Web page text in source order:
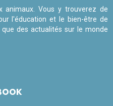
animaux. Vous y trouverez de
l'éducation et le bien-être de
des actualités sur le monde